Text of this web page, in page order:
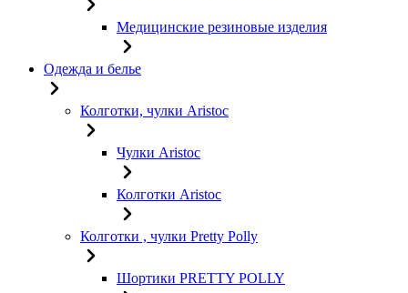
Медицинские резиновые изделия
Одежда и белье
Колготки, чулки Aristoc
Чулки Aristoc
Колготки Aristoc
Колготки , чулки Pretty Polly
Шортики PRETTY POLLY